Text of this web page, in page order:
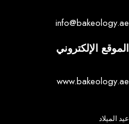
info@bakeology.ae
الموقع الإلكتروني
www.bakeology.ae
عيد الميلاد